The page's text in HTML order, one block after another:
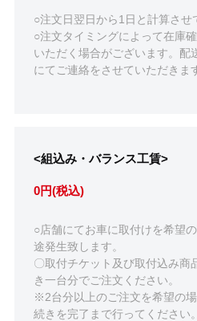
○注文日翌日から1日と計算させ
○注文タイミングによって在庫
いただく場合がございます。配
にてご連絡をさせていただきま
<組込み・バランス工賃>
0円(税込)
○店舗にてお車に取付けを希望
途発生致します。
〇取付チケット及び取付込み商
き一台分でご注文ください。
※2台分以上のご注文を希望の
続きを完了まで行ってください。